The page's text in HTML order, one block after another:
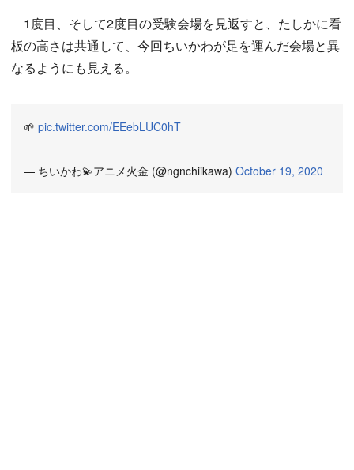
1度目、そして2度目の受験会場を見返すと、たしかに看
板の高さは共通して、今回ちいかわが足を運んだ会場と異
なるようにも見える。
🌱 pic.twitter.com/EEebLUC0hT
— ちいかわ💫アニメ火金 (@ngnchiikawa) October 19, 2020